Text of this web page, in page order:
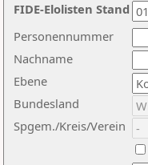
Nachname
Ebene
Personennummer
Bundesland
Spgem./Kreis/Verein
FIDE-Elolisten Stand